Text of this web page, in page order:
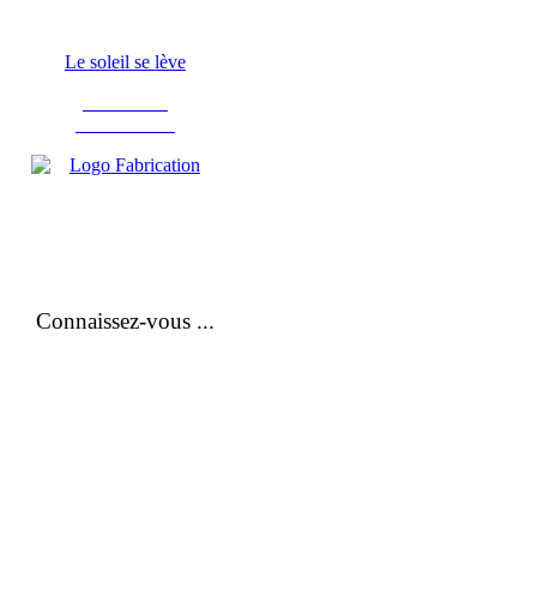
Le soleil se lève
Connaissez-vous ...